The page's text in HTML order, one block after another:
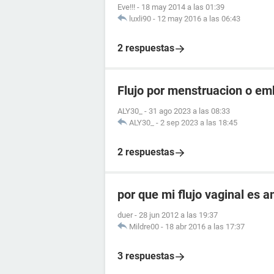
Eve!!! - 18 may 2014 a las 01:39
luxli90 - 12 may 2016 a las 06:43
2 respuestas
Flujo por menstruacion o
ALY30_ - 31 ago 2023 a las 08:33
ALY30_ - 2 sep 2023 a las 18:45
2 respuestas
por que mi flujo vaginal es
duer - 28 jun 2012 a las 19:37
Mildre00 - 18 abr 2016 a las 17:37
3 respuestas